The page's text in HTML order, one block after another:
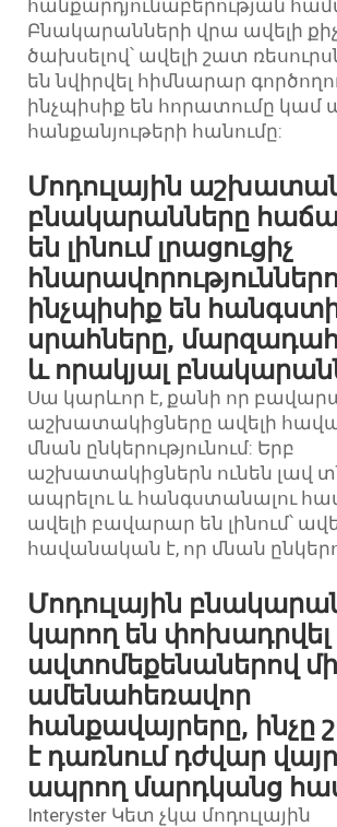
հանքարդյունաբերության
Բնակարանների վրա ավելի
ծախսելով՝ ավելի շատ
են նվիրվել հիմնարար
ինչպիսիք են հորատումը կամ
հանքանյութերի հանումը:
Մոդուլային
բնակարանները
են լինում լրացուցիչ
ինչպիսիք են
սրահները,
և որակյալ
Սա կարևոր է, քանի որ
աշխատակիցները ավելի
մնան ընկերությունում: Երբ
աշխատակիցներն ունեն լավ
ապրելու և հանգստանալու
ավելի բավարար են լինում՝
հավանական է, որ մնան
Մոդուլային
կարող են փոխադրվել
ավտոմեքենաներով
ամենահեռավոր
հանքավայրերը, ինչը
է դառնում դժվար
ապրող մարդկանց
Interyster Կետ չկա մոդուլային